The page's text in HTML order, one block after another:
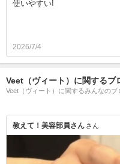
使いやすい!
2026/7/4
Veet（ヴィート）に関するブ
Veet（ヴィート）に関するみんなのブ
教えて！美容部員さん さん